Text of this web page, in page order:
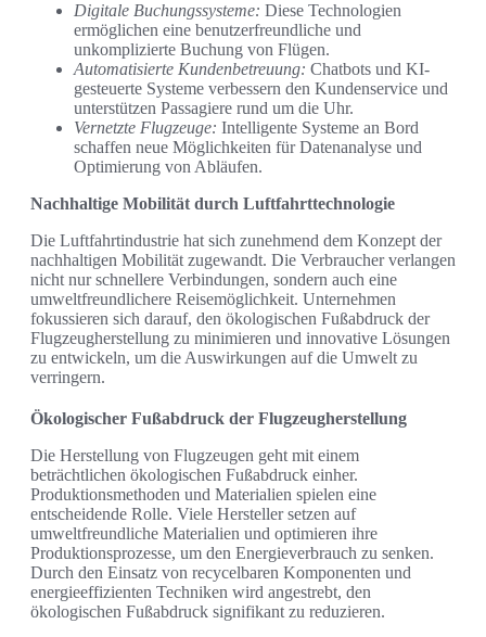
Digitale Buchungssysteme: Diese Technologien
ermöglichen eine benutzerfreundliche und
unkomplizierte Buchung von Flügen.
Automatisierte Kundenbetreuung: Chatbots und KI-
gesteuerte Systeme verbessern den Kundenservice und
unterstützen Passagiere rund um die Uhr.
Vernetzte Flugzeuge: Intelligente Systeme an Bord
schaffen neue Möglichkeiten für Datenanalyse und
Optimierung von Abläufen.
Nachhaltige Mobilität durch Luftfahrttechnologie
Die Luftfahrtindustrie hat sich zunehmend dem Konzept der
nachhaltigen Mobilität zugewandt. Die Verbraucher verlangen
nicht nur schnellere Verbindungen, sondern auch eine
umweltfreundlichere Reisemöglichkeit. Unternehmen
fokussieren sich darauf, den ökologischen Fußabdruck der
Flugzeugherstellung zu minimieren und innovative Lösungen
zu entwickeln, um die Auswirkungen auf die Umwelt zu
verringern.
Ökologischer Fußabdruck der Flugzeugherstellung
Die Herstellung von Flugzeugen geht mit einem
beträchtlichen ökologischen Fußabdruck einher.
Produktionsmethoden und Materialien spielen eine
entscheidende Rolle. Viele Hersteller setzen auf
umweltfreundliche Materialien und optimieren ihre
Produktionsprozesse, um den Energieverbrauch zu senken.
Durch den Einsatz von recycelbaren Komponenten und
energieeffizienten Techniken wird angestrebt, den
ökologischen Fußabdruck signifikant zu reduzieren.